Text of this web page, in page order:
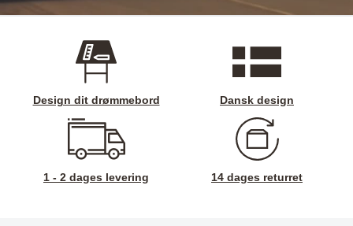
Design dit drømmebord Dansk design
1 - 2 dages levering 14 dages returret